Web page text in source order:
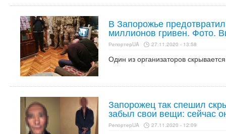
В Запорожье
миллионов гривен. Фото.
РепортерUA 27.11.2020 - 13:58
Один из организаторов
Запорожец так спешил
забыл свои вещи: сейчас
РепортерUA 27.11.2020 - 12:09